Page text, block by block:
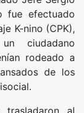
fue efectuado
K-nino (CPK),
ciudadano
rodeado a
de los
al